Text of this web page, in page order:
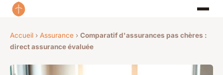
Accueil › Assurance › Comparatif d'assurances pas chères :
direct assurance évaluée